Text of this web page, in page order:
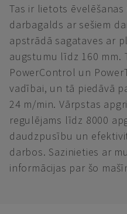
Tas ir lietots
darbagalds ar sešiem
apstrādā sagataves ar
augstumu līdz 160 mm.
PowerControl un
vadībai, un tā piedāvā
24 m/min. Vārpstas
regulējams līdz 8000
daudzpusību un
darbos. Sazinieties ar
informācijas par šo